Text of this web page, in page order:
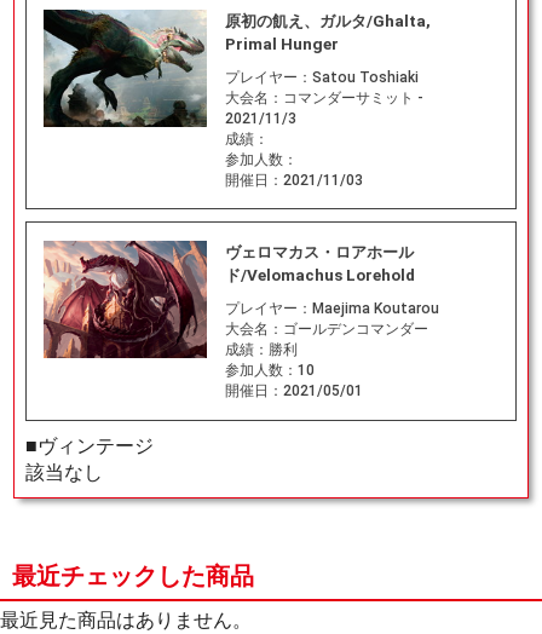
原初の飢え、ガルタ/Ghalta,
Primal Hunger
プレイヤー： Satou Toshiaki
大会名： コマンダーサミット -
2021/11/3
成績：
参加人数：
開催日： 2021/11/03
ヴェロマカス・ロアホール
ド/Velomachus Lorehold
プレイヤー： Maejima Koutarou
大会名： ゴールデンコマンダー
成績： 勝利
参加人数： 10
開催日： 2021/05/01
■ヴィンテージ
該当なし
最近チェックした商品
最近見た商品はありません。